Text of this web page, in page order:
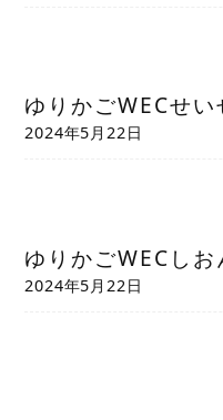
ゆりかごWECせ
2024年5月22日
ゆりかごWECし
2024年5月22日